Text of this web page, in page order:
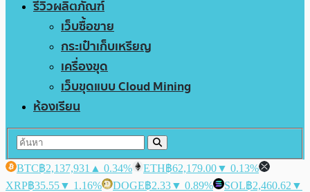
รีวิวผลิตภัณฑ์
เว็บซื้อขาย
กระเป๋าเก็บเหรียญ
เครื่องขุด
เว็บขุดแบบ Cloud Mining
ห้องเรียน
BTC฿2,137,931 ▲ 0.34% ETH฿62,179.00▼ 0.13%
XRP฿35.55▼ 1.16% DOGE฿2.33▼ 0.89% SOL฿2,460.62 ▼